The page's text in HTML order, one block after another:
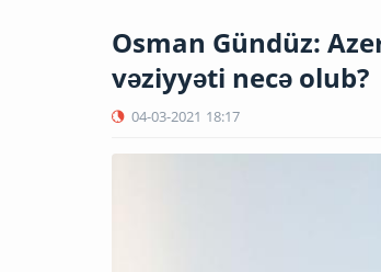
Osman Gündüz:
vəziyyəti necə olub?
04-03-2021 18:17